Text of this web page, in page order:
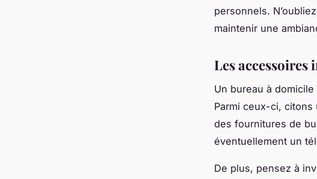
personnels.
maintenir une
Les
Un bureau à
Parmi ceux-ci,
des fournitures de
éventuellement un
De plus, pensez à